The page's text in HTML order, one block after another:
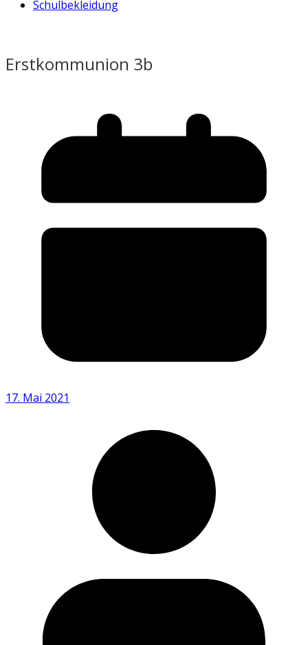
Schulbekleidung
Erstkommunion 3b
17. Mai 2021